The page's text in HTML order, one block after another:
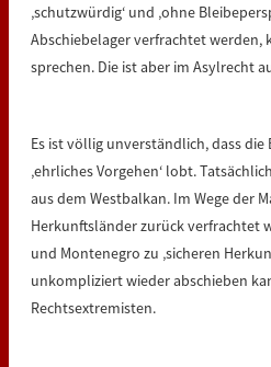
‚schutzwürdig‘ und ‚ohne
Abschiebelager verfrachtet
sprechen. Die ist aber im Asylrecht
Es ist völlig unverständlich, dass
‚ehrliches Vorgehen‘ lobt.
aus dem Westbalkan. Im Wege der
Herkunftsländer zurück verfrachtet
und Montenegro zu ‚sicheren
unkompliziert wieder abschieben
Rechtsextremisten.